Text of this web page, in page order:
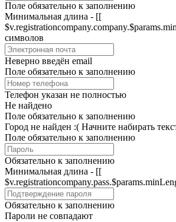
Поле обязательно к заполнению
Минимальная длина - [[
символов
Неверно введён email
Поле обязательно к заполнению
Телефон указан не полностью
Не найдено
Поле обязательно к заполнению
Город не найден :( Начните набирать
Поле обязательно к заполнению
Обязательно к заполнению
Минимальная длина - [[
Обязательно к заполнению
Пароли не совпадают